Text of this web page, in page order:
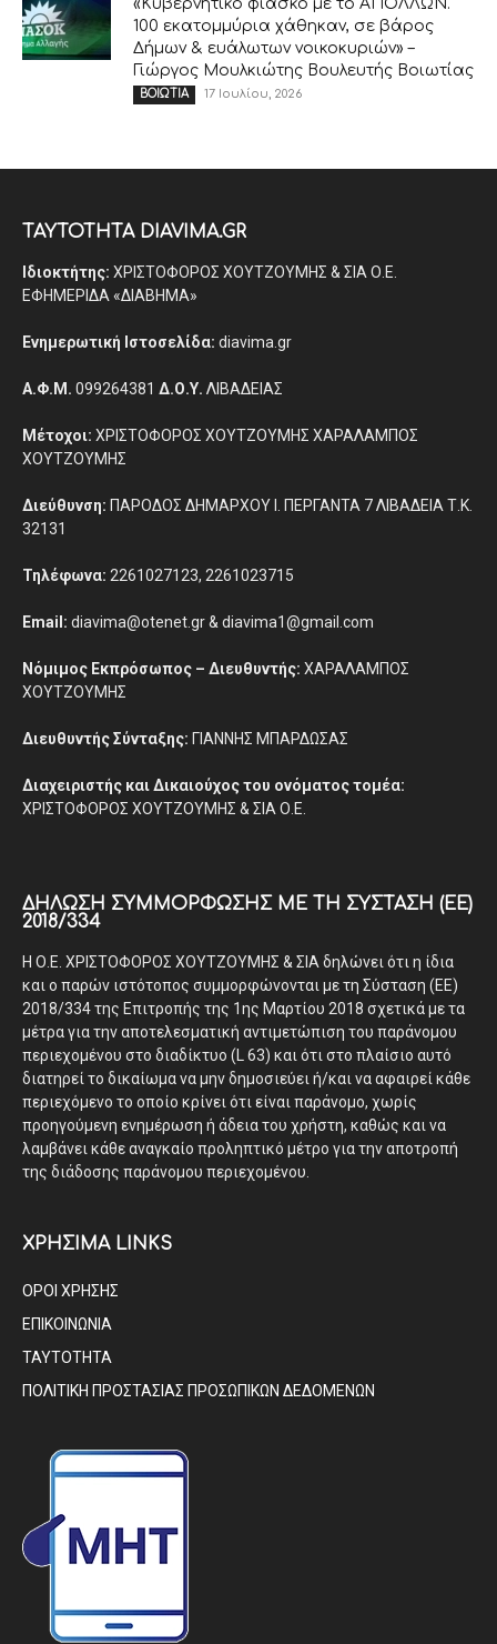
«Κυβερνητικό φιάσκο με το ΑΠΟΛΛΩΝ.
100 εκατομμύρια χάθηκαν, σε βάρος
Δήμων & ευάλωτων νοικοκυριών» –
Γιώργος Μουλκιώτης Βουλευτής Βοιωτίας
ΒΟΙΩΤΙΑ 17 Ιουλίου, 2026
ΤΑΥΤΟΤΗΤΑ DIAVIMA.GR
Ιδιοκτήτης: ΧΡΙΣΤΟΦΟΡΟΣ ΧΟΥΤΖΟΥΜΗΣ & ΣΙΑ Ο.Ε.
ΕΦΗΜΕΡΙΔΑ «ΔΙΑΒΗΜΑ»
Ενημερωτική Ιστοσελίδα: diavima.gr
Α.Φ.Μ. 099264381 Δ.Ο.Υ. ΛΙΒΑΔΕΙΑΣ
Μέτοχοι: ΧΡΙΣΤΟΦΟΡΟΣ ΧΟΥΤΖΟΥΜΗΣ ΧΑΡΑΛΑΜΠΟΣ
ΧΟΥΤΖΟΥΜΗΣ
Διεύθυνση: ΠΑΡΟΔΟΣ ΔΗΜΑΡΧΟΥ Ι. ΠΕΡΓΑΝΤΑ 7 ΛΙΒΑΔΕΙΑ Τ.Κ.
32131
Τηλέφωνα: 2261027123, 2261023715
Email: diavima@otenet.gr & diavima1@gmail.com
Νόμιμος Εκπρόσωπος – Διευθυντής: ΧΑΡΑΛΑΜΠΟΣ
ΧΟΥΤΖΟΥΜΗΣ
Διευθυντής Σύνταξης: ΓΙΑΝΝΗΣ ΜΠΑΡΔΩΣΑΣ
Διαχειριστής και Δικαιούχος του ονόματος τομέα:
ΧΡΙΣΤΟΦΟΡΟΣ ΧΟΥΤΖΟΥΜΗΣ & ΣΙΑ Ο.Ε.
ΔΉΛΩΣΗ ΣΥΜΜΌΡΦΩΣΗΣ ΜΕ ΤΗ ΣΎΣΤΑΣΗ (ΕΕ)
2018/334
Η Ο.Ε. ΧΡΙΣΤΟΦΟΡΟΣ ΧΟΥΤΖΟΥΜΗΣ & ΣΙΑ δηλώνει ότι η ίδια
και ο παρών ιστότοπος συμμορφώνονται με τη Σύσταση (ΕΕ)
2018/334 της Επιτροπής της 1ης Μαρτίου 2018 σχετικά με τα
μέτρα για την αποτελεσματική αντιμετώπιση του παράνομου
περιεχομένου στο διαδίκτυο (L 63) και ότι στο πλαίσιο αυτό
διατηρεί το δικαίωμα να μην δημοσιεύει ή/και να αφαιρεί κάθε
περιεχόμενο το οποίο κρίνει ότι είναι παράνομο, χωρίς
προηγούμενη ενημέρωση ή άδεια του χρήστη, καθώς και να
λαμβάνει κάθε αναγκαίο προληπτικό μέτρο για την αποτροπή
της διάδοσης παράνομου περιεχομένου.
ΧΡΗΣΙΜΑ LINKS
ΟΡΟΙ ΧΡΗΣΗΣ
ΕΠΙΚΟΙΝΩΝΙΑ
ΤΑΥΤΟΤΗΤΑ
ΠΟΛΙΤΙΚΗ ΠΡΟΣΤΑΣΙΑΣ ΠΡΟΣΩΠΙΚΩΝ ΔΕΔΟΜΕΝΩΝ